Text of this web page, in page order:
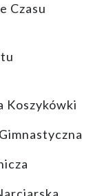
Czasu
Koszykówki